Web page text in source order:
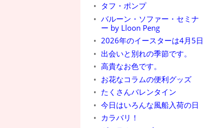
タフ・ポンプ
バルーン・ソファー・セミナ
ー by Lloon Peng
2026年のイースターは4月5日
出会いと別れの季節です。
高貴なお色です。
お花なコラムの便利グッズ
たくさんバレンタイン
今日はいろんな風船入荷の日
カラバリ！